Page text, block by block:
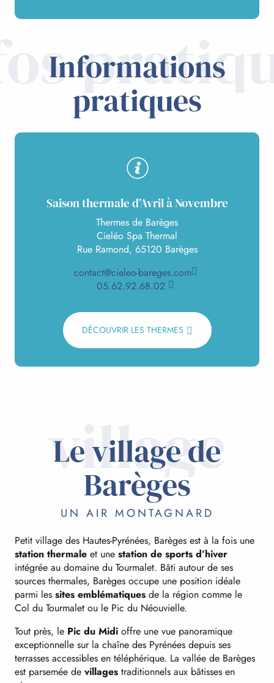
Informations
pratiques
Saison thermale d’Avril à Novembre
Thermes de Barèges
Cieléo Spa Thermal
Rue Ramond, 65120 Barèges
contact@cieleo-bareges.com
05.62.92.68.02
DÉCOUVRIR LES THERMES
village
Le village de
Barèges
UN AIR MONTAGNARD
Petit village des Hautes-Pyrénées, Barèges est à la fois une
station thermale et une station de sports d’hiver
intégrée au domaine du Tourmalet. Bâti autour de ses
sources thermales, Barèges occupe une position idéale
parmi les sites emblématiques de la région comme le
Col du Tourmalet ou le Pic du Néouvielle.
Tout près, le Pic du Midi offre une vue panoramique
exceptionnelle sur la chaîne des Pyrénées depuis ses
terrasses accessibles en téléphérique. La vallée de Barèges
est parsemée de villages traditionnels aux bâtisses en